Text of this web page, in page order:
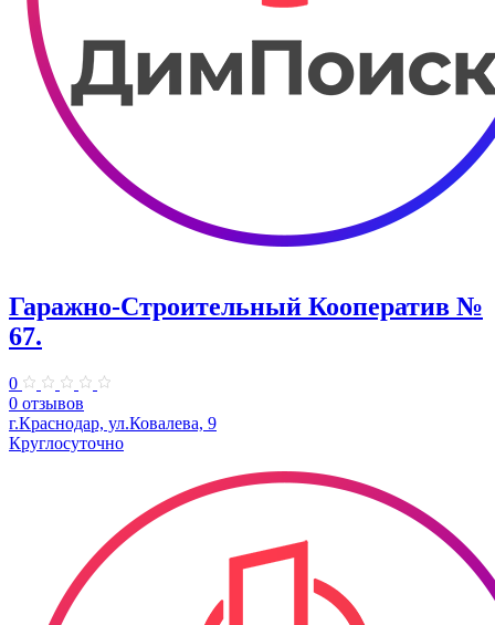
Гаражно-Строительный Кооператив №
67.
0
0 отзывов
г.Краснодар, ул.Ковалева, 9
Круглосуточно